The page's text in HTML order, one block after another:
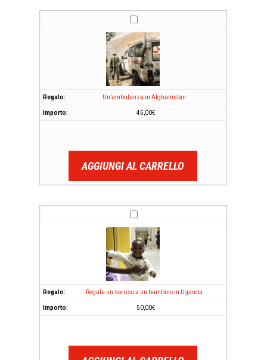
Un’ambulanza in Afghanistan
45,00€
AGGIUNGI AL CARRELLO
Regala un sorriso a un bambino in Uganda
50,00€